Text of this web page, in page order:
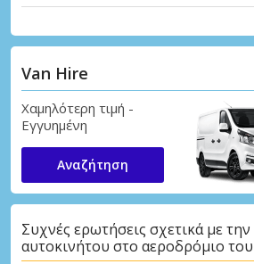
Van Hire
Χαμηλότερη τιμή -
Εγγυημένη
Αναζήτηση
Συχνές ερωτήσεις σχετικά με την
αυτοκινήτου στο αεροδρόμιο